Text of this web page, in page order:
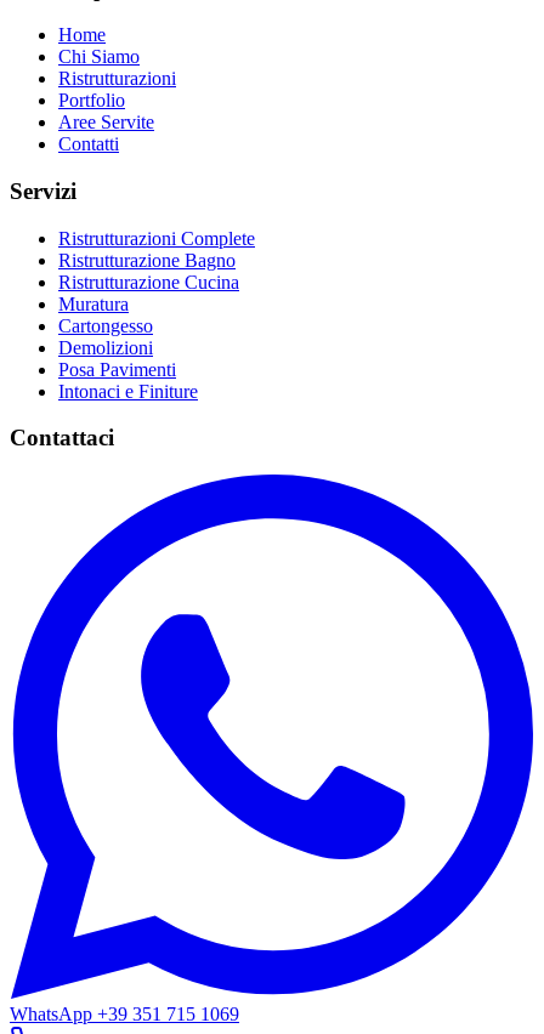
Home
Chi Siamo
Ristrutturazioni
Portfolio
Aree Servite
Contatti
Servizi
Ristrutturazioni Complete
Ristrutturazione Bagno
Ristrutturazione Cucina
Muratura
Cartongesso
Demolizioni
Posa Pavimenti
Intonaci e Finiture
Contattaci
WhatsApp +39 351 715 1069